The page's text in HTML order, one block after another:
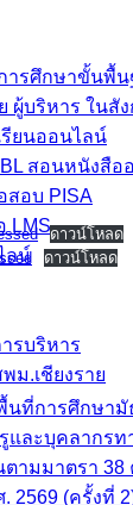
ารศึกษาขั้นพื้น
ผู้บริหาร ในสั
รียนออนไลน์
สอนหนังสือ
สอบ PISA
LMS
ลน์
รบริหาร
ม.เชียงราย
2 อัตรา (
ว่างวันที่
ราคม 2025
คำสั่ง เอกสาร
ดาวน์โหลด
ดาวน์โหลด